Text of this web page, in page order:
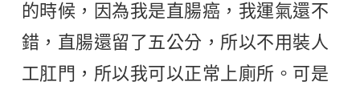
的時候，因為我是直腸癌，我運氣還不
錯，直腸還留了五公分，所以不用裝人
工肛門，所以我可以正常上廁所。可是